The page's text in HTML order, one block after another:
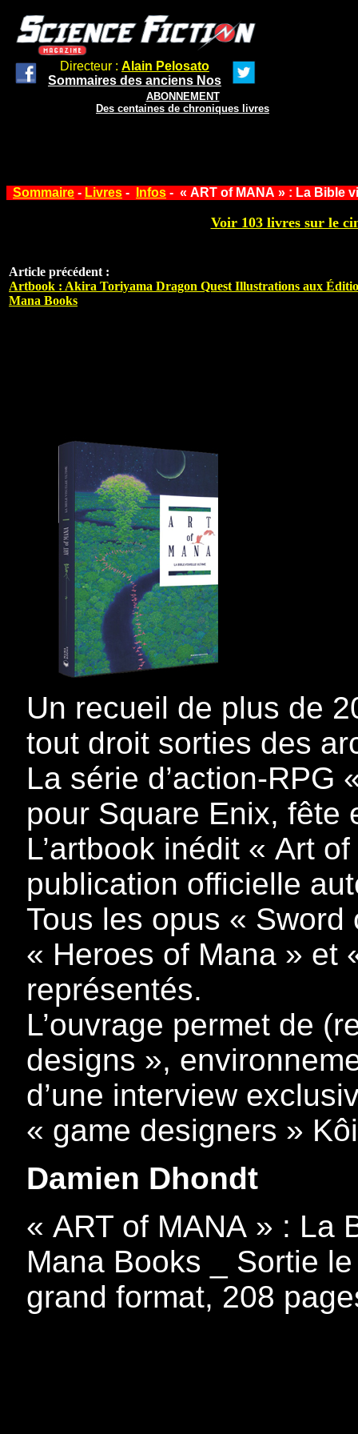
Directeur : Alain Pelosato
Sommaires des anciens Nos
ABONNEMENT
Des centaines de chroniques livres
Sommaire - Livres - Infos - « ART of MANA » : La Bible
Voir 103 livres sur le
Article précédent :
Artbook : Akira Toriyama Dragon Quest Illustrations aux
Mana Books
Un recueil de plus de
tout droit sorties des
La série d’action-RPG
pour Square Enix, fête
L’artbook inédit « Art
publication officielle
Tous les opus «
« Heroes of Mana » et
représentés.
L’ouvrage permet de
designs »,
d’une interview
« game designers »
Damien Dhondt
« ART of MANA » : La
Mana Books _ Sortie
grand format, 208